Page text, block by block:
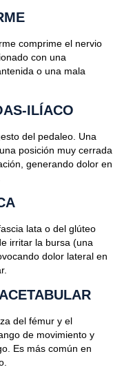
EN
comprime el nervio
con una
o una mala
ILÍACO
del pedaleo. Una
posición muy cerrada
generando dolor en
lata o del glúteo
irritar la bursa (una
dolor lateral en
del fémur y el
de movimiento y
Es más común en